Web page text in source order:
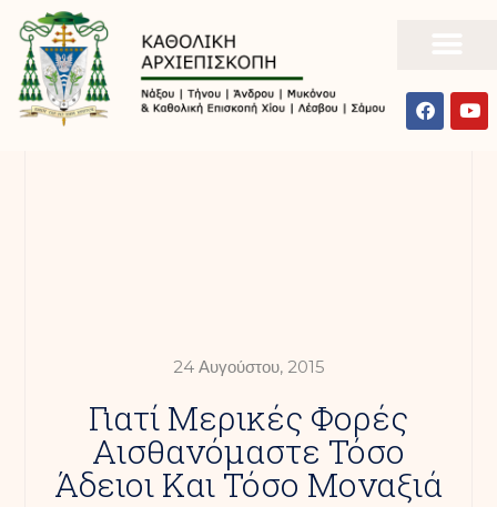
24 Αυγούστου, 2015
Γιατί Μερικές Φορές
Αισθανόμαστε Τόσο
Άδειοι Και Τόσο Μοναξιά